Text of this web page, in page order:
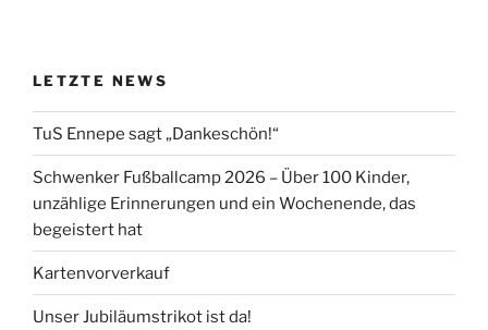
LETZTE NEWS
TuS Ennepe sagt „Dankeschön!“
Schwenker Fußballcamp 2026 – Über 100 Kinder,
unzählige Erinnerungen und ein Wochenende, das
begeistert hat
Kartenvorverkauf
Unser Jubiläumstrikot ist da!